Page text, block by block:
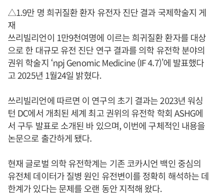
△1.9만 명 희귀질환 환자 유전자 진단 결과 국제학술지 게
재
쓰리빌리언이 1만9천여명에 이르는 희귀질환 환자를 대상
으로 한 대규모 유전 진단 연구 결과를 의학 유전학 분야의
권위 학술지 ‘npj Genomic Medicine (IF 4.7)’에 발표했다
고 2025년 1월24일 밝혔다.
쓰리빌리언에 따르면 이 연구의 초기 결과는 2023년 워싱
턴 DC에서 개최된 세계 최고 권위의 유전학 학회 ASHG에
서 구두 발표로 소개된 바 있으며, 이번에 구체적인 내용을
논문으로 출간하게 됐다.
현재 글로벌 의학 유전학계는 기존 코카시언 백인 중심의
유전체 데이터가 질병 원인 유전변이를 정확히 해석하는 데
한계가 있다는 문제를 오랜 동안 지적해 왔다.